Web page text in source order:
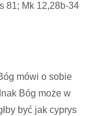
81; Mk 12,28b-34
mówi o sobie
Bóg może w
być jak cyprys